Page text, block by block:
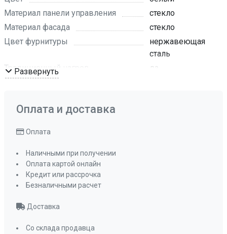
Материал панели управления
стекло
Материал фасада
стекло
Цвет фурнитуры
нержавеющая
сталь
Традиционный нагрев
да
Разморозка
Эмаль легкой очистки
Съемная дверца духового шкафа
Съемное внутреннее стекло
Мощность подключения
Развернуть
Оплата и доставка
Оплата
Наличными при получении
Оплата картой онлайн
Кредит или рассрочка
Безналичными расчет
Доставка
Со склада продавца